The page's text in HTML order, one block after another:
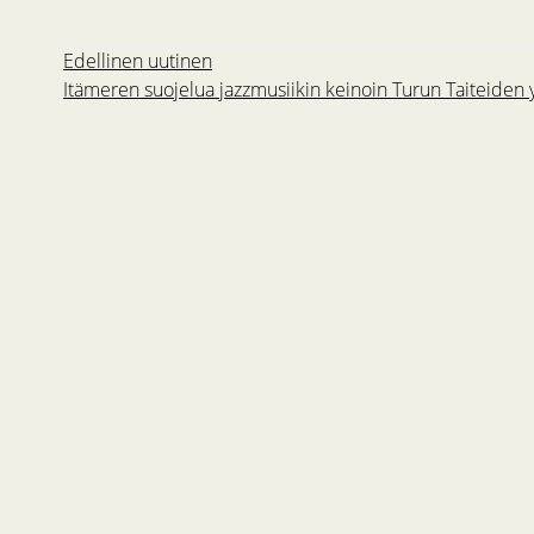
Edellinen uutinen
Itämeren suojelua jazzmusiikin keinoin Turun Taiteiden